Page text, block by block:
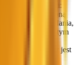
z nagrodami:
ma ustaloną
proste zadania,
wykonasz, tym
Twoje szanse na
losowany jest
Twoje szanse.